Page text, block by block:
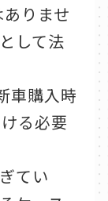
りませ
して法
車購入時
る必要
てい